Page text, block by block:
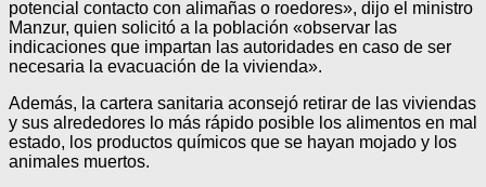
potencial contacto con alimañas o roedores», dijo el ministro
Manzur, quien solicitó a la población «observar las
indicaciones que impartan las autoridades en caso de ser
necesaria la evacuación de la vivienda».
Además, la cartera sanitaria aconsejó retirar de las viviendas
y sus alrededores lo más rápido posible los alimentos en mal
estado, los productos químicos que se hayan mojado y los
animales muertos.